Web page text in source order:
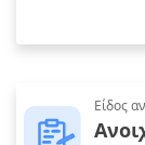
Είδος